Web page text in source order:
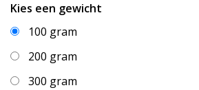
Kies een gewicht
100 gram
200 gram
300 gram